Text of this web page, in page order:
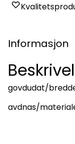
Informasjon
govdudat/
avdnas/